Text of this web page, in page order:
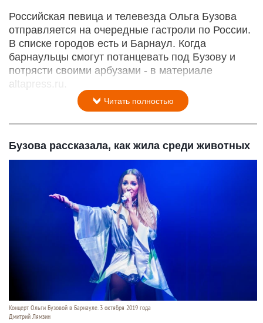
Российская певица и телевезда Ольга Бузова
отправляется на очередные гастроли по России.
В списке городов есть и Барнаул. Когда
барнаульцы смогут потанцевать под Бузову и
потрясти своими арбузами - в материале
altapress.ru.
Читать полностью
Бузова рассказала, как жила среди животных
Концерт Ольги Бузовой в Барнауле. 3 октября 2019 года
Дмитрий Лямзин